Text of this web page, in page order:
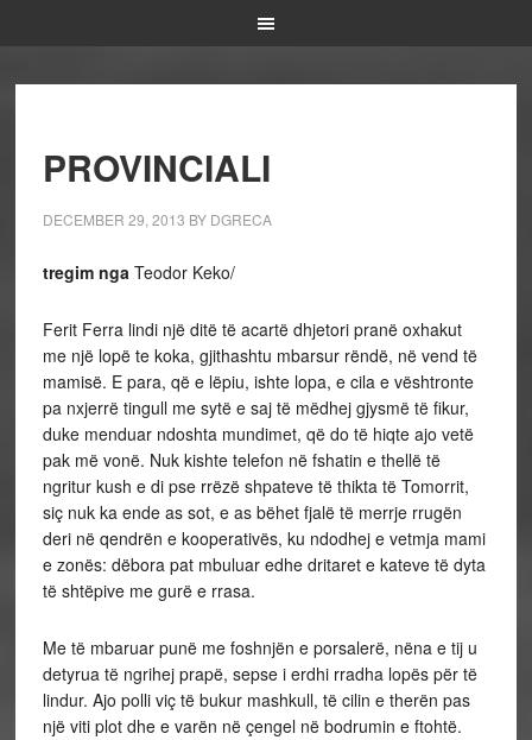
PROVINCIALI
DECEMBER 29, 2013 BY DGRECA
tregim nga Teodor Keko/
Ferit Ferra lindi një ditë të acartë dhjetori pranë oxhakut
me një lopë te koka, gjithashtu mbarsur rëndë, në vend të
mamisë. E para, që e lëpiu, ishte lopa, e cila e vështronte
pa nxjerrë tingull me sytë e saj të mëdhej gjysmë të fikur,
duke menduar ndoshta mundimet, që do të hiqte ajo vetë
pak më vonë. Nuk kishte telefon në fshatin e thellë të
ngritur kush e di pse rrëzë shpateve të thikta të Tomorrit,
siç nuk ka ende as sot, e as bëhet fjalë të merrje rrugën
deri në qendrën e kooperativës, ku ndodhej e vetmja mami
e zonës: dëbora pat mbuluar edhe dritaret e kateve të dyta
të shtëpive me gurë e rrasa.
Me të mbaruar punë me foshnjën e porsalerë, nëna e tij u
detyrua të ngrihej prapë, sepse i erdhi rradha lopës për të
lindur. Ajo polli viç të bukur mashkull, të cilin e therën pas
një viti plot dhe e varën në çengel në bodrumin e ftohtë.